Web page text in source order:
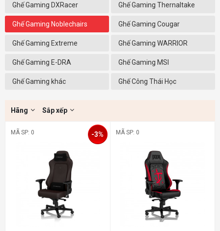
Ghế Gaming DXRacer Ghế Gaming Thernaltake
Ghế Gaming Noblechairs Ghế Gaming Cougar
Ghế Gaming Extreme Ghế Gaming WARRIOR
Ghế Gaming E-DRA Ghế Gaming MSI
Ghế Gaming khác Ghế Công Thái Học
Hãng Sắp xếp
MÃ SP: 0 -3% MÃ SP: 0